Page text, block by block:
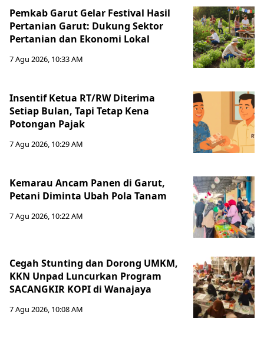
Pemkab Garut Gelar Festival Hasil
Pertanian Garut: Dukung Sektor
Pertanian dan Ekonomi Lokal
7 Agu 2026, 10:33 AM
Insentif Ketua RT/RW Diterima
Setiap Bulan, Tapi Tetap Kena
Potongan Pajak
7 Agu 2026, 10:29 AM
Kemarau Ancam Panen di Garut,
Petani Diminta Ubah Pola Tanam
7 Agu 2026, 10:22 AM
Cegah Stunting dan Dorong UMKM,
KKN Unpad Luncurkan Program
SACANGKIR KOPI di Wanajaya
7 Agu 2026, 10:08 AM